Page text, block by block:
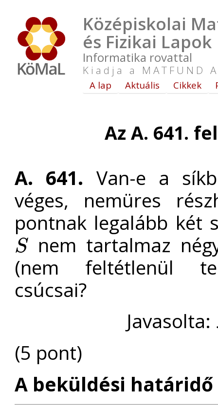
Középiskolai
és Fizikai Lapok
Informatika rovattal
Kiadja a MATFUND
A lap Aktuális Cikkek
Az A. 641.
A. 641. Van-e a
véges, nemüres
pontnak legalább két
S
S
nem tartalmaz
(nem feltétlenül
csúcsai?
Javasolta:
(5 pont)
A beküldési határidő